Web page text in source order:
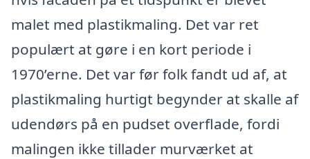
malet med plastikmaling. Det var ret
populært at gøre i en kort periode i
1970’erne. Det var før folk fandt ud af, at
plastikmaling hurtigt begynder at skalle af
udendørs på en pudset overflade, fordi
malingen ikke tillader murværket at